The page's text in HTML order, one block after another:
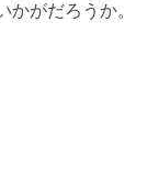
がだろうか。